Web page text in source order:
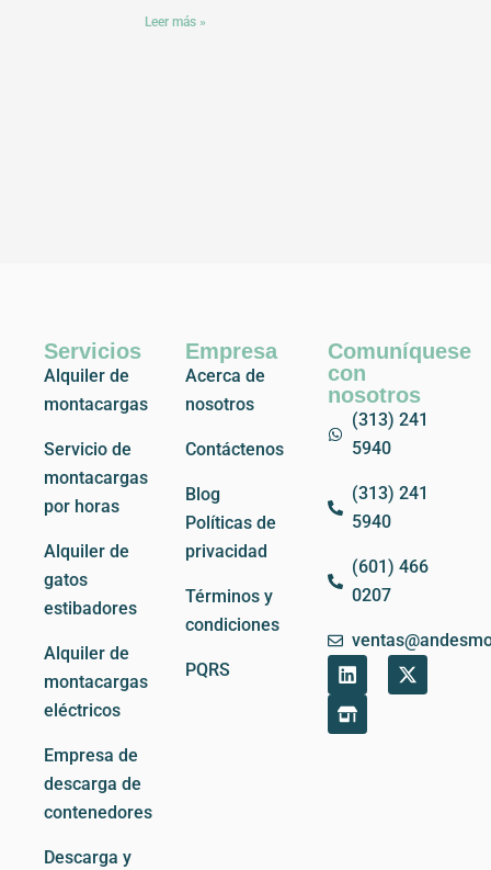
Leer más »
Servicios
Alquiler de
montacargas
Servicio de
montacargas
por horas
Alquiler de
gatos
estibadores
Alquiler de
montacargas
eléctricos
Empresa de
descarga de
contenedores
Descarga y
Empresa
Acerca de
nosotros
Contáctenos
Blog
Políticas de
privacidad
Términos y
condiciones
PQRS
Comuníquese
con
nosotros
(313) 241
5940
(313) 241
5940
(601) 466
0207
L
i
n
k
X
-
S
t
o
r